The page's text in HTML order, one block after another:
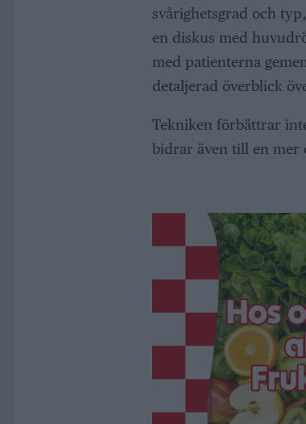
svårighetsgrad och
en diskus med
med patienterna
detaljerad överblick
Tekniken förbättrar
bidrar även till en mer